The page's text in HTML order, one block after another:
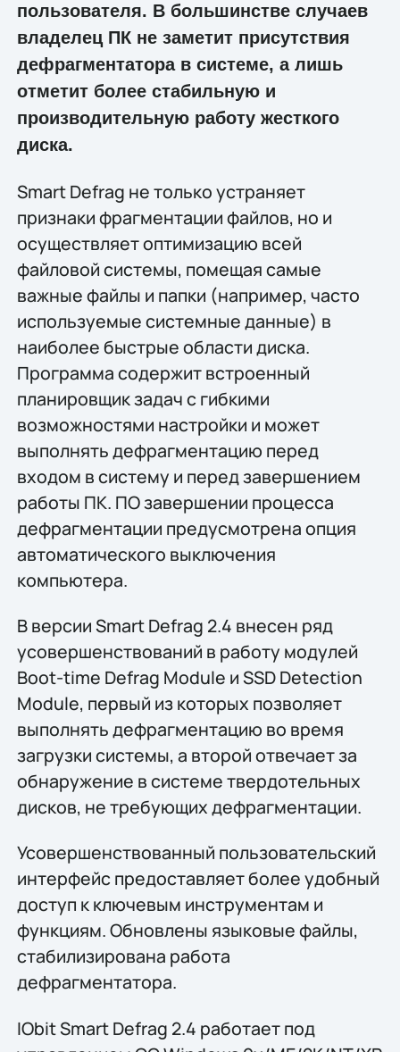
пользователя. В большинстве случаев
владелец ПК не заметит присутствия
дефрагментатора в системе, а лишь
отметит более стабильную и
производительную работу жесткого
диска.
Smart Defrag не только устраняет
признаки фрагментации файлов, но и
осуществляет оптимизацию всей
файловой системы, помещая самые
важные файлы и папки (например, часто
используемые системные данные) в
наиболее быстрые области диска.
Программа содержит встроенный
планировщик задач с гибкими
возможностями настройки и может
выполнять дефрагментацию перед
входом в систему и перед завершением
работы ПК. ПО завершении процесса
дефрагментации предусмотрена опция
автоматического выключения
компьютера.
В версии Smart Defrag 2.4 внесен ряд
усовершенствований в работу модулей
Boot-time Defrag Module и SSD Detection
Module, первый из которых позволяет
выполнять дефрагментацию во время
загрузки системы, а второй отвечает за
обнаружение в системе твердотельных
дисков, не требующих дефрагментации.
Усовершенствованный пользовательский
интерфейс предоставляет более удобный
доступ к ключевым инструментам и
функциям. Обновлены языковые файлы,
стабилизирована работа
дефрагментатора.
IObit Smart Defrag 2.4 работает под